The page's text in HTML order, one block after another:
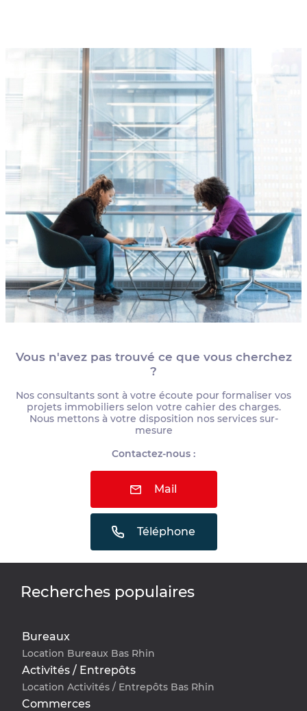
Vous n'avez pas trouvé ce que vous cherchez
?
Nos consultants sont à votre écoute pour formaliser vos
projets immobiliers selon votre cahier des charges.
Nous mettons à votre disposition nos services sur-
mesure
Contactez-nous :
Mail
Téléphone
Recherches populaires
Bureaux
Location Bureaux Bas Rhin
Activités / Entrepôts
Location Activités / Entrepôts Bas Rhin
Commerces